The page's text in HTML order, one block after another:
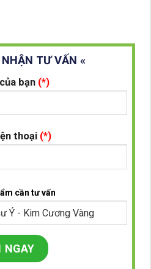
TƯ VẤN «
bạn (*)
thoại (*)
cần tư vấn